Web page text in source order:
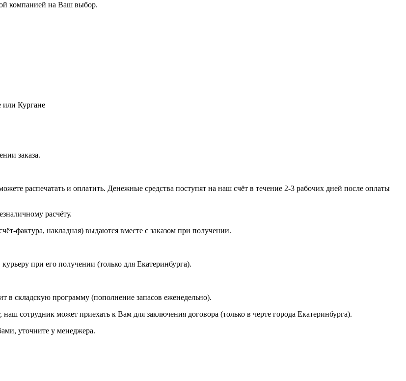
компанией на Ваш выбор.
или Кургане
заказа.
распечатать и оплатить. Денежные средства поступят на наш счёт в течение 2-3 рабочих дней после оплаты
расчёту.
фактура, накладная) выдаются вместе с заказом при получении.
при его получении (только для Екатеринбурга).
в складскую программу (пополнение запасов еженедельно).
наш сотрудник может приехать к Вам для заключения договора (только в черте города Екатеринбурга).
уточните у менеджера.